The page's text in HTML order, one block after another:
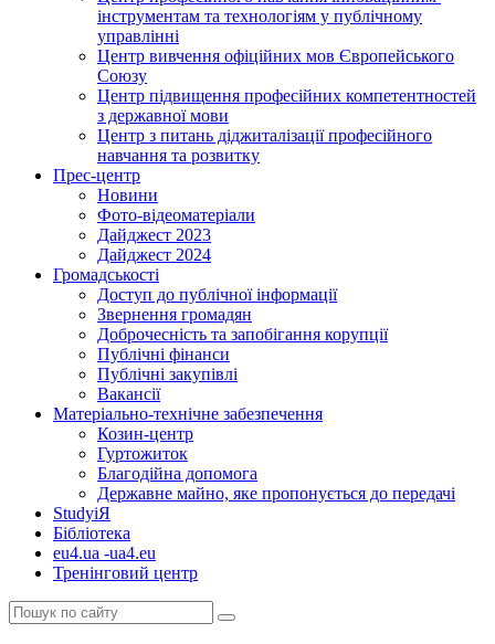
інструментам та технологіям у публічному
управлінні
Центр вивчення офіційних мов Європейського
Союзу
Центр підвищення професійних компетентностей
з державної мови
Центр з питань діджиталізації професійного
навчання та розвитку
Прес-центр
Новини
Фото-відеоматеріали
Дайджест 2023
Дайджест 2024
Громадськості
Доступ до публічної інформації
Звернення громадян
Доброчесність та запобігання корупції
Публічні фінанси
Публічні закупівлі
Вакансії
Матеріально-технічне забезпечення
Козин-центр
Гуртожиток
Благодійна допомога
Державне майно, яке пропонується до передачі
StudyіЯ
Бібліотека
eu4.ua -ua4.eu
Тренінговий центр